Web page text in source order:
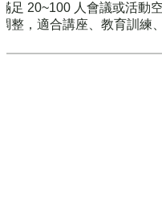
足 20~100 人會議或活動
整，適合講座、教育訓練